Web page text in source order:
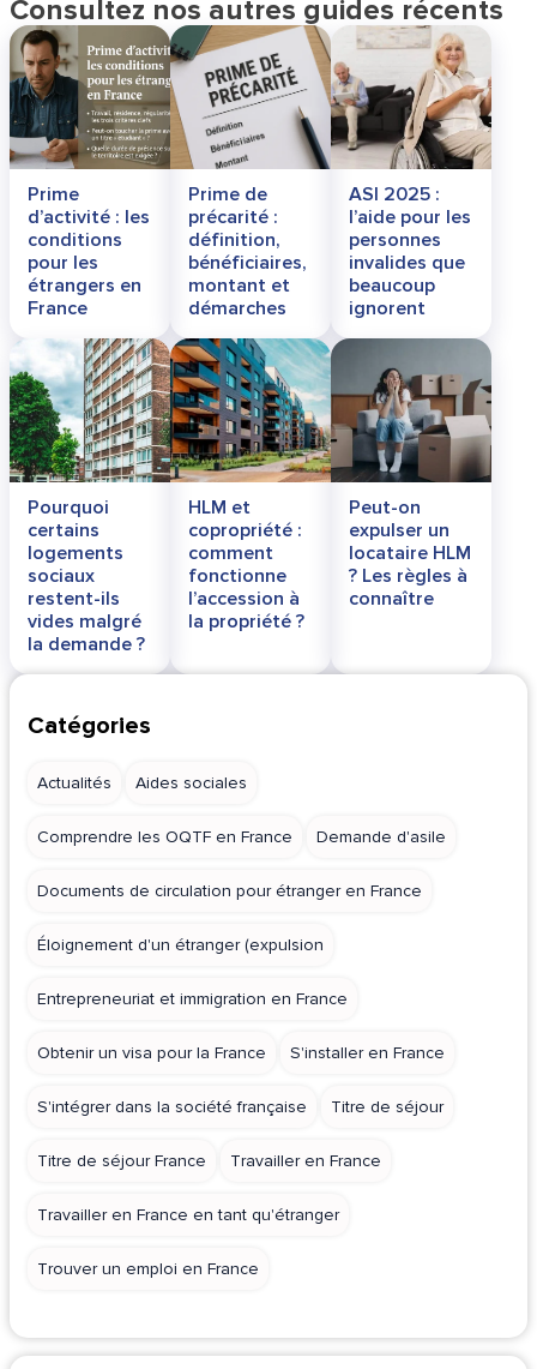
Consultez nos autres guides récents
Prime
d’activité : les
conditions
pour les
étrangers en
France
Prime de
précarité :
définition,
bénéficiaires,
montant et
démarches
ASI 2025 :
l’aide pour les
personnes
invalides que
beaucoup
ignorent
Pourquoi
certains
logements
sociaux
restent-ils
vides malgré
la demande ?
HLM et
copropriété :
comment
fonctionne
l’accession à
la propriété ?
Peut-on
expulser un
locataire HLM
? Les règles à
connaître
Catégories
Actualités Aides sociales
Comprendre les OQTF en France Demande d'asile
Documents de circulation pour étranger en France
Éloignement d'un étranger (expulsion
Entrepreneuriat et immigration en France
Obtenir un visa pour la France S'installer en France
S'intégrer dans la société française Titre de séjour
Titre de séjour France Travailler en France
Travailler en France en tant qu'étranger
Trouver un emploi en France